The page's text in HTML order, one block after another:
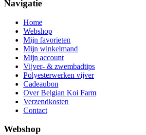
Navigatie
Home
Webshop
Mijn favorieten
Mijn winkelmand
Mijn account
Vijver- & zwembadtips
Polyesterwerken vijver
Cadeaubon
Over Belgian Koi Farm
Verzendkosten
Contact
Webshop